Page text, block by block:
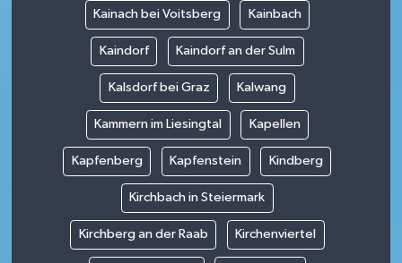
Kainach bei Voitsberg Kainbach
Kaindorf Kaindorf an der Sulm
Kalsdorf bei Graz Kalwang
Kammern im Liesingtal Kapellen
Kapfenberg Kapfenstein Kindberg
Kirchbach in Steiermark
Kirchberg an der Raab Kirchenviertel